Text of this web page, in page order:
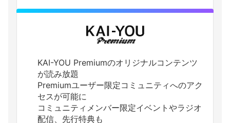
KAI-YOU Premiumのオリジナルコンテンツ
が読み放題
Premiumユーザー限定コミュニティへのアク
セスが可能に
コミュニティメンバー限定イベントやラジオ
配信、先行特典も